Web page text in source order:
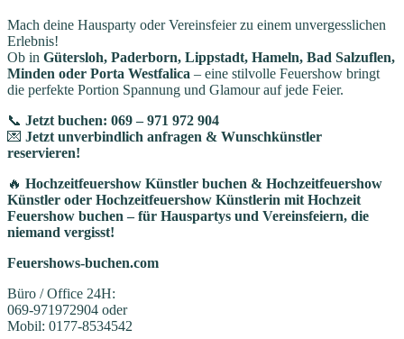
Mach deine Hausparty oder Vereinsfeier zu einem unvergesslichen
Erlebnis!
Ob in Gütersloh, Paderborn, Lippstadt, Hameln, Bad Salzuflen,
Minden oder Porta Westfalica – eine stilvolle Feuershow bringt
die perfekte Portion Spannung und Glamour auf jede Feier.
📞 Jetzt buchen: 069 – 971 972 904
💌 Jetzt unverbindlich anfragen & Wunschkünstler
reservieren!
🔥 Hochzeitfeuershow Künstler buchen & Hochzeitfeuershow
Künstler oder Hochzeitfeuershow Künstlerin mit Hochzeit
Feuershow buchen – für Hauspartys und Vereinsfeiern, die
niemand vergisst!
Feuershows-buchen.com
Büro / Office 24H:
069-971972904 oder
Mobil: 0177-8534542